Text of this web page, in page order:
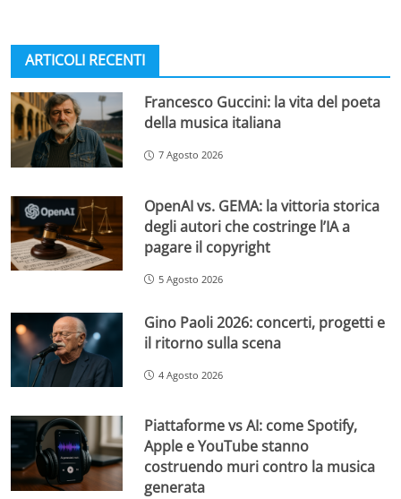
ARTICOLI RECENTI
Francesco Guccini: la vita del poeta
della musica italiana
7 Agosto 2026
OpenAI vs. GEMA: la vittoria storica
degli autori che costringe l’IA a
pagare il copyright
5 Agosto 2026
Gino Paoli 2026: concerti, progetti e
il ritorno sulla scena
4 Agosto 2026
Piattaforme vs AI: come Spotify,
Apple e YouTube stanno
costruendo muri contro la musica
generata